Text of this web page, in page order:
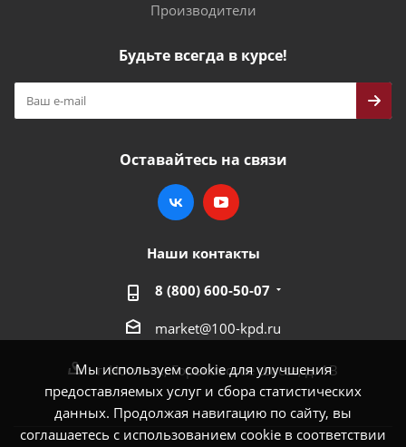
Мы используем cookie для улучшения
предоставляемых услуг и сбора статистических
данных. Продолжая навигацию по сайту, вы
соглашаетесь с использованием cookie в соответствии
Производители
Будьте всегда в курсе!
Оставайтесь на связи
Наши контакты
8 (800) 600-50-07
market@100-kpd.ru
г. Ногинск, Горьковское шоссе, д. 1В